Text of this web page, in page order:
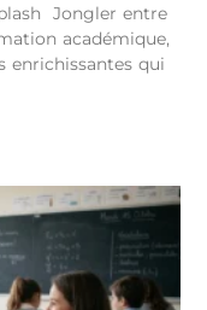
Jongler entre
académique,
enrichissantes qui